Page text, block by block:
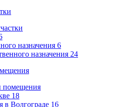
назначения 6
назначения 24
помещения
18
в Волгограде 16